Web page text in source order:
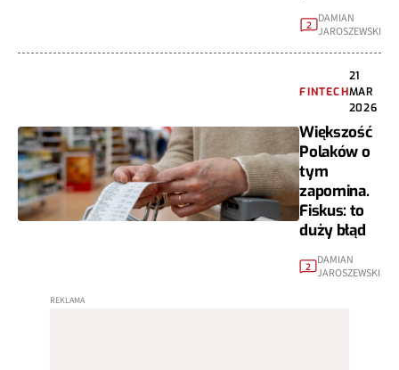
2
DAMIAN
JAROSZEWSKI
FINTECH
21
MAR
2026
Większość
Polaków o
tym
zapomina.
Fiskus: to
duży błąd
2
DAMIAN
JAROSZEWSKI